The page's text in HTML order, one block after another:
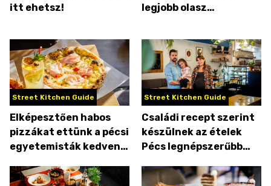
itt ehetsz!
legjobb olasz
Street Kitchen Guide
Elképesztően habos
pizzákat ettünk a pécsi
egyetemisták kedvenc
Street Kitchen Guide
Családi recept szerint
készülnek az ételek
Pécs legnépszerűbb